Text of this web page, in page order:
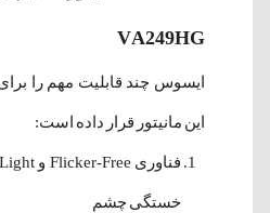
VA249HG
ایسوس چند قابلیت مهم را
این مانیتور قرار داده است:
خستگی چشم